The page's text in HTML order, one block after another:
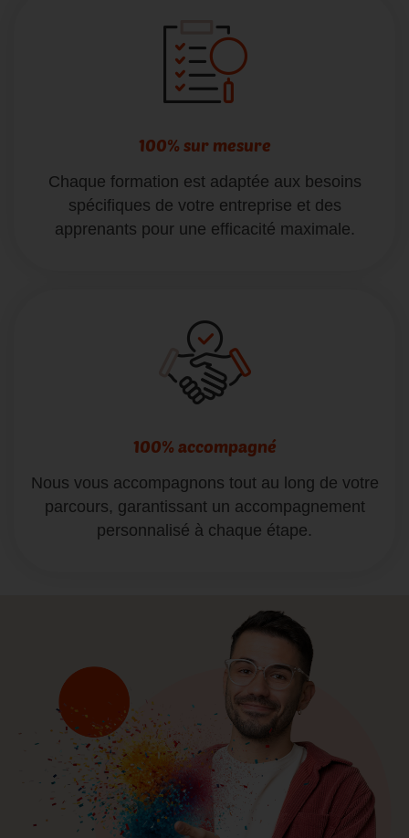
100% sur mesure
Chaque formation est adaptée aux besoins
spécifiques de votre entreprise et des
apprenants pour une efficacité maximale.
100% accompagné
Nous vous accompagnons tout au long de votre
parcours, garantissant un accompagnement
personnalisé à chaque étape.